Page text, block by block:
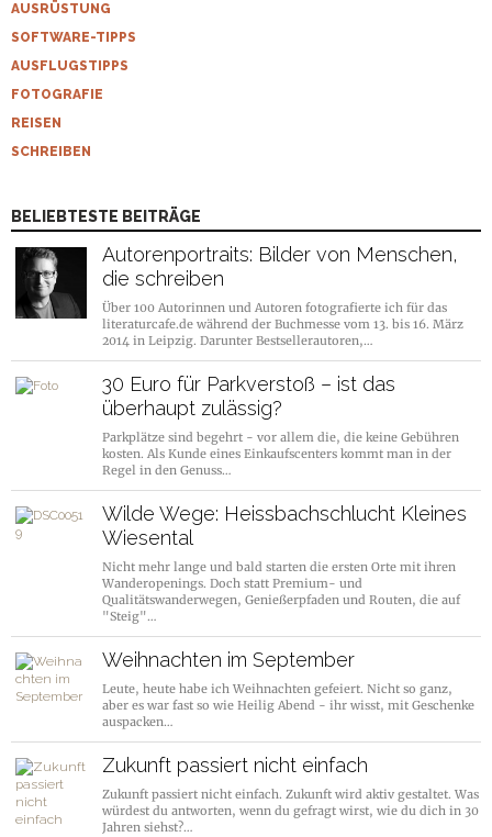
AUSRÜSTUNG
SOFTWARE-TIPPS
AUSFLUGSTIPPS
FOTOGRAFIE
REISEN
SCHREIBEN
BELIEBTESTE BEITRÄGE
Autorenportraits: Bilder von Menschen,
die schreiben
Über 100 Autorinnen und Autoren fotografierte ich für das
literaturcafe.de während der Buchmesse vom 13. bis 16. März
2014 in Leipzig. Darunter Bestsellerautoren,…
30 Euro für Parkverstoß – ist das
überhaupt zulässig?
Parkplätze sind begehrt - vor allem die, die keine Gebühren
kosten. Als Kunde eines Einkaufscenters kommt man in der
Regel in den Genuss…
Wilde Wege: Heissbachschlucht Kleines
Wiesental
Nicht mehr lange und bald starten die ersten Orte mit ihren
Wanderopenings. Doch statt Premium- und
Qualitätswanderwegen, Genießerpfaden und Routen, die auf
"Steig"…
Weihnachten im September
Leute, heute habe ich Weihnachten gefeiert. Nicht so ganz,
aber es war fast so wie Heilig Abend - ihr wisst, mit Geschenke
auspacken…
Zukunft passiert nicht einfach
Zukunft passiert nicht einfach. Zukunft wird aktiv gestaltet. Was
würdest du antworten, wenn du gefragt wirst, wie du dich in 30
Jahren siehst?…